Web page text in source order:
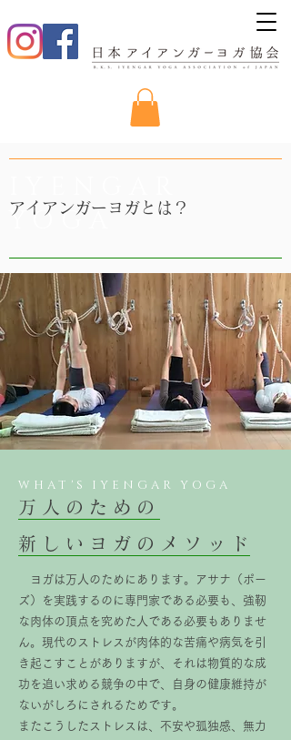
YOGA
アイアンガーヨガとは？
万人のための
新しいヨガのメソッド
WHAT'S IYENGAR YOGA
ヨガは万人のためにあります。アサナ（ポー
ズ）を実践するのに専門家である必要も、強靭
な肉体の頂点を究めた人である必要もありませ
ん。現代のストレスが肉体的な苦痛や病気を引
き起こすことがありますが、それは物質的な成
功を追い求める競争の中で、自身の健康維持が
ないがしろにされるためです。
またこうしたストレスは、不安や孤独感、無力